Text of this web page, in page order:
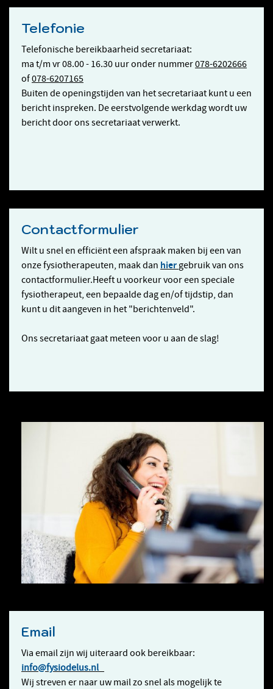
Telefonie
Telefonische bereikbaarheid secretariaat:
ma t/m vr 08.00 - 16.30 uur onder nummer078-6202666
of078-6207165
Buiten de openingstijden van het secretariaat kunt u een
bericht inspreken. De eerstvolgende werkdag wordt uw
bericht door ons secretariaat verwerkt.
Contactformulier
Wilt u snel en efficiënt een afspraak maken bij een van
onze fysiotherapeuten, maak dan hier gebruik van ons
contactformulier.Heeft u voorkeur voor een speciale
fysiotherapeut, een bepaalde dag en/of tijdstip, dan
kunt u dit aangeven in het "berichtenveld".
Ons secretariaat gaat meteen voor u aan de slag!
Email
Via email zijn wij uiteraard ook bereikbaar:
info@fysiodelus.nl
Wij streven er naar uw mail zo snel als mogelijk te